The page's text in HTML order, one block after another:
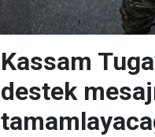
Kassam
destek